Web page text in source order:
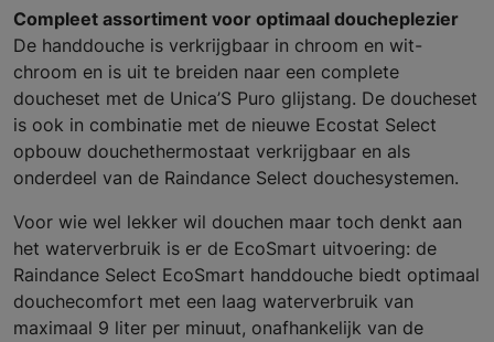
Compleet assortiment voor optimaal doucheplezier
De handdouche is verkrijgbaar in chroom en wit-
chroom en is uit te breiden naar een complete
doucheset met de Unica’S Puro glijstang. De doucheset
is ook in combinatie met de nieuwe Ecostat Select
opbouw douchethermostaat verkrijgbaar en als
onderdeel van de Raindance Select douchesystemen.
Voor wie wel lekker wil douchen maar toch denkt aan
het waterverbruik is er de EcoSmart uitvoering: de
Raindance Select EcoSmart handdouche biedt optimaal
douchecomfort met een laag waterverbruik van
maximaal 9 liter per minuut, onafhankelijk van de